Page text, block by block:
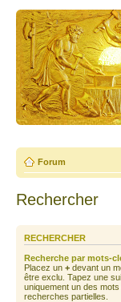
Forum
Rechercher
RECHERCHER
Recherche par mots-
Placez un + devant un
être exclu. Tapez une
uniquement un des
recherches partielles.